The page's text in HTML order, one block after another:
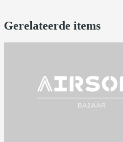
Gerelateerde items